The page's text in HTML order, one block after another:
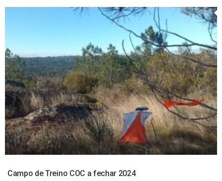
Campo de Treino COC a fechar 2024